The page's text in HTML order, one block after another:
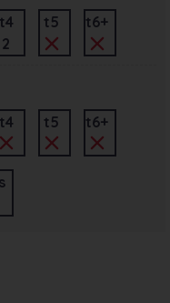
t4
2
t5 t6+
t4 t5 t6+